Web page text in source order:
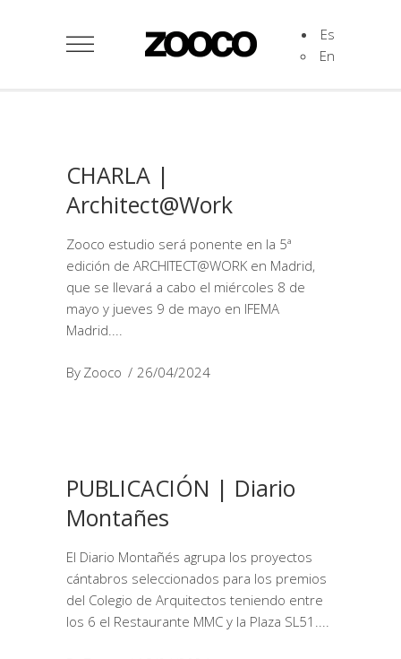
Es
En
CHARLA |
Architect@Work
Zooco estudio será ponente en la 5ª
edición de ARCHITECT@WORK en Madrid,
que se llevará a cabo el miércoles 8 de
mayo y jueves 9 de mayo en IFEMA
Madrid.
By Zooco 26/04/2024
PUBLICACIÓN | Diario
Montañes
El Diario Montañés agrupa los proyectos
cántabros seleccionados para los premios
del Colegio de Arquitectos teniendo entre
los 6 el Restaurante MMC y la Plaza SL51.